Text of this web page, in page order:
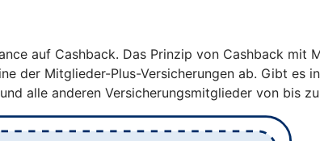
auf Cashback. Das Prinzip von Cashback mit
der Mitglieder-Plus-Versicherungen ab. Gibt es
alle anderen Versicherungsmitglieder von bis